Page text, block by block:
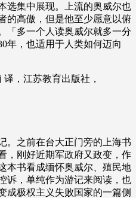
选集中展现。上流的奥威尔也
的高傲，但是他至少愿意以俯
「多一个人读奥威尔就多一分
年，也适用于人类如何迈向
译，江苏教育出版社，
。之前在台大正门旁的上海书
，刚好近期军政府又政变，作
本书看成缅怀奥威尔、殖民地
诉，单纯作为游记来阅读，也
成极权主义失败国家的一篇侧